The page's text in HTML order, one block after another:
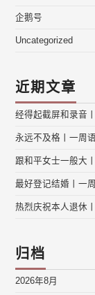
企鹅号
Uncategorized
近期文章
经得起截屏和录音
永远不及格丨一周
跟和平女士一般大
最好登记结婚丨一
热烈庆祝本人退休
归档
2026年8月